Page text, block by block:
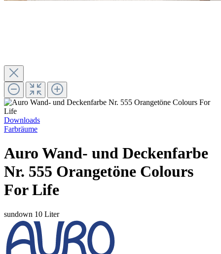
Downloads
Farbräume
Auro Wand- und Deckenfarbe
Nr. 555 Orangetöne Colours
For Life
sundown 10 Liter